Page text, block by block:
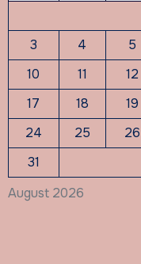
August 2026
3
4 5
10
11 12
17
18 19
24
25 26
31